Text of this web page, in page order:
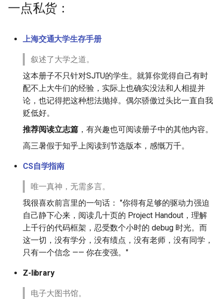
一点私货：
上海交通大学生存手册
叙述了大学之道。
这本册子不只针对SJTU的学生。就算你觉得自己有时
配不上大牛们的经验，实际上也确实没法和人相提并
论，也记得把这种想法抛掉。偶尔骄傲过头比一直自我
贬低好。
推荐阅读立志篇 ，有兴趣也可阅读册子中的其他内容。
高三暑假于知乎上阅读到节选版本，感慨万千。
CS自学指南
唯一真神，无需多言。
我很喜欢前言里的一句话： "你得有足够的驱动力强迫
自己静下心来，阅读几十页的 Project Handout，理解
上千行的代码框架，忍受数个小时的 debug 时光。而
这一切，没有学分，没有绩点，没有老师，没有同学，
只有一个信念 —— 你在变强。"
Z-library
电子大图书馆。